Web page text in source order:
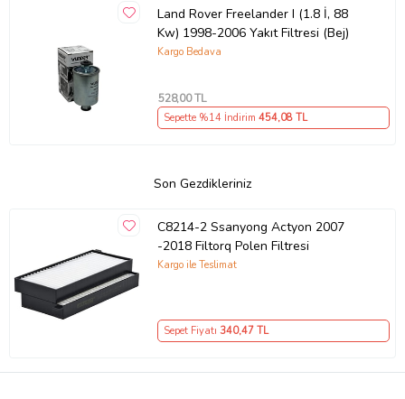
Land Rover Freelander I (1.8 İ, 88
Kw) 1998-2006 Yakıt Filtresi (Bej)
Kargo Bedava
528,00 TL
Sepette %14 İndirim 454,08 TL
Son Gezdikleriniz
C8214-2 Ssanyong Actyon 2007
-2018 Filtorq Polen Filtresi
Kargo ile Teslimat
Sepet Fiyatı 340,47 TL